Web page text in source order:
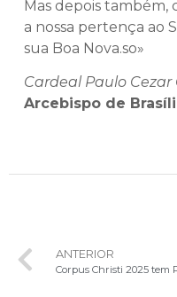
Mas depois
a nossa pertença ao
sua Boa Nova.so»
Cardeal Paulo Cezar
Arcebispo de
ANTERIOR